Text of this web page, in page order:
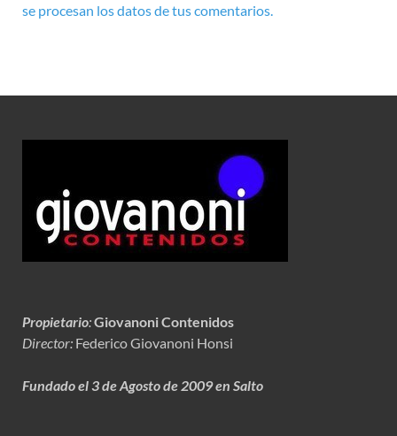
se procesan los datos de tus comentarios.
Propietario:Giovanoni Contenidos
Director: Federico Giovanoni Honsi
Fundado el 3 de Agosto de 2009 en Salto